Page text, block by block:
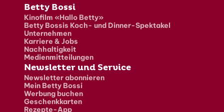
Fusszeile
Betty Bossi
Kinofilm «Hallo Betty»
Betty Bossis Koch- und Dinner-Spektakel
Unternehmen
Karriere & Jobs
Nachhaltigkeit
Medienmitteilungen
Newsletter und Service
Newsletter abonnieren
Mein Betty Bossi
Werbung buchen
Geschenkkarten
Rezepte-App